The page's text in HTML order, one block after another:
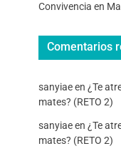
Convivencia en
Comentarios
sanyiaeen ¿Te
mates? (RETO 2)
sanyiaeen ¿Te
mates? (RETO 2)